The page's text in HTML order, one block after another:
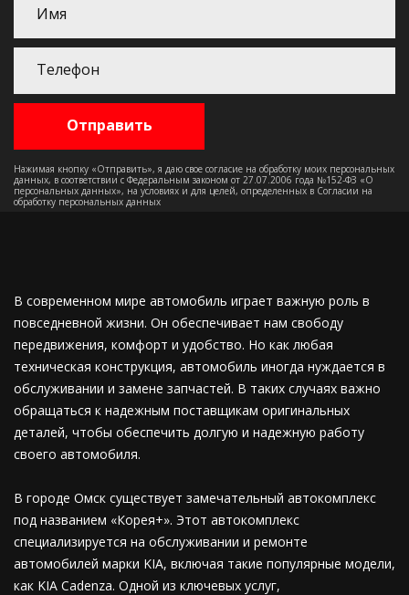
Нажимая кнопку «Отправить», я даю свое согласие на обработку моих персональных
данных, в соответствии с Федеральным законом от 27.07.2006 года №152-ФЗ «О
персональных данных», на условиях и для целей, определенных в Согласии на
обработку персональных данных
В современном мире автомобиль играет важную роль в
повседневной жизни. Он обеспечивает нам свободу
передвижения, комфорт и удобство. Но как любая
техническая конструкция, автомобиль иногда нуждается в
обслуживании и замене запчастей. В таких случаях важно
обращаться к надежным поставщикам оригинальных
деталей, чтобы обеспечить долгую и надежную работу
своего автомобиля.
В городе Омск существует замечательный автокомплекс
под названием «Корея+». Этот автокомплекс
специализируется на обслуживании и ремонте
автомобилей марки KIA, включая такие популярные модели,
как KIA Cadenza. Одной из ключевых услуг,